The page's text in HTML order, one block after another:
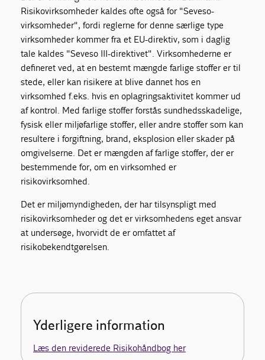
Risikovirksomheder kaldes ofte også for "Seveso-
virksomheder", fordi reglerne for denne særlige type
virksomheder kommer fra et EU-direktiv, som i daglig
tale kaldes "Seveso III-direktivet". Virksomhederne er
defineret ved, at en bestemt mængde farlige stoffer er til
stede, eller kan risikere at blive dannet hos en
virksomhed f.eks. hvis en oplagringsaktivitet kommer ud
af kontrol. Med farlige stoffer forstås sundhedsskadelige,
fysisk eller miljøfarlige stoffer, eller andre stoffer som kan
resultere i forgiftning, brand, eksplosion eller skader på
omgivelserne. Det er mængden af farlige stoffer, der er
bestemmende for, om en virksomhed er
risikovirksomhed.
Det er miljømyndigheden, der har tilsynspligt med
risikovirksomheder og det er virksomhedens eget ansvar
at undersøge, hvorvidt de er omfattet af
risikobekendtgørelsen.
Yderligere information
Læs den reviderede Risikohåndbog her